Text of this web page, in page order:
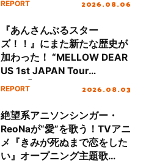
REPORT 2026.08.06
『あんさんぶるスター
ズ！！』にまた新たな歴史が
加わった！ “MELLOW DEAR
US 1st JAPAN Tour
Final「NICE to meet YOU
ート!!
REPORT 2026.08.03
絶望系アニソンシンガー・
ReoNaが“愛”を歌う！TVアニ
メ『きみが死ぬまで恋をした
い』オープニング主題歌